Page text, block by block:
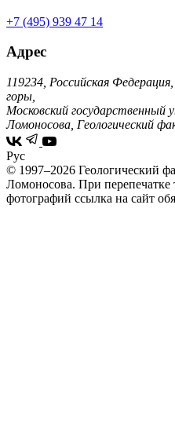
+7 (495) 939 47 14
Адрес
119234, Российская
горы,
Московский
Ломоносова, Геологический
Рус
© 1997–2026 Геологический
Ломоносова. При
фотографий ссылка на сайт